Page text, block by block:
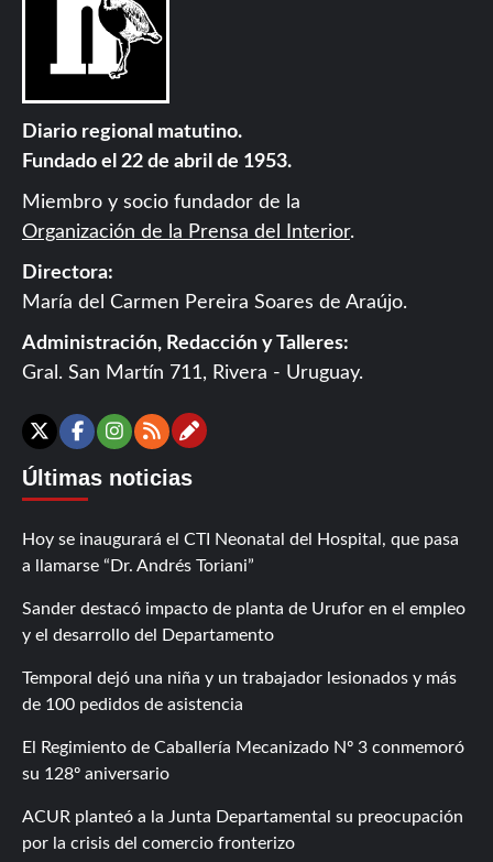
Diario regional matutino.
Fundado el 22 de abril de 1953.
Miembro y socio fundador de la
Organización de la Prensa del Interior.
Directora:
María del Carmen Pereira Soares de Araújo.
Administración, Redacción y Talleres:
Gral. San Martín 711, Rivera - Uruguay.
X Facebook
Instagram
RSSContáctanos
Últimas noticias
Hoy se inaugurará el CTI Neonatal del Hospital, que pasa
a llamarse “Dr. Andrés Toriani”
Sander destacó impacto de planta de Urufor en el empleo
y el desarrollo del Departamento
Temporal dejó una niña y un trabajador lesionados y más
de 100 pedidos de asistencia
El Regimiento de Caballería Mecanizado Nº 3 conmemoró
su 128º aniversario
ACUR planteó a la Junta Departamental su preocupación
por la crisis del comercio fronterizo